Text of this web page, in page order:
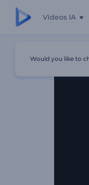
Vídeos IA
Would you like to